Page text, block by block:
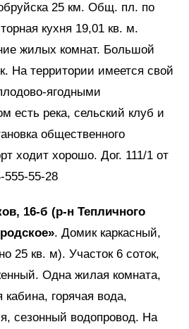
25 км. Общ. пл. по
кухня 19,01 кв. м.
жилых комнат. Большой
На территории имеется свой
ягодными
есть река, сельский клуб и
общественного
ходит хорошо. Дог. 111/1 от
555-55-28
16-б (р-н Тепличного
. Домик каркасный,
25 кв. м). Участок 6 соток,
Одна жилая комната,
горячая вода,
сезонный водопровод. На